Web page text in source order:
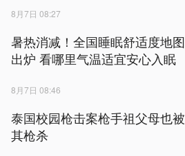
8月7日 08:27
暑热消减！全国睡眠舒适度地图
出炉 看哪里气温适宜安心入眠
8月7日 08:46
泰国校园枪击案枪手祖父母也被
其枪杀